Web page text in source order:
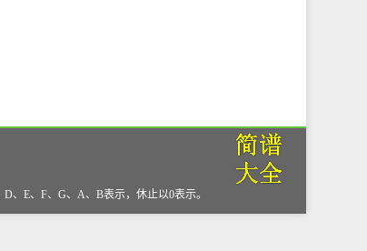
、E、F、G、A、B表示，休止以0表示。